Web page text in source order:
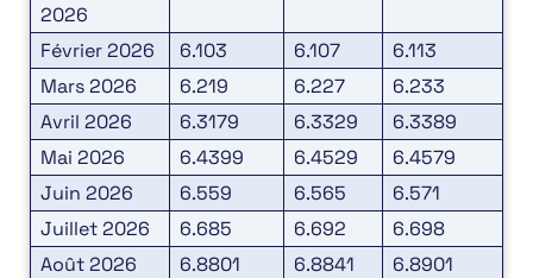
2026
Février 2026 6.103 6.107
6.113
Mars 2026
6.219 6.227
6.233
Avril 2026
6.3179 6.3329
6.3389
Mai 2026
6.4399 6.4529
6.4579
Juin 2026
6.559 6.565
6.571
Juillet 2026
6.685 6.692
6.698
Août 2026
6.8801 6.8841
6.8901